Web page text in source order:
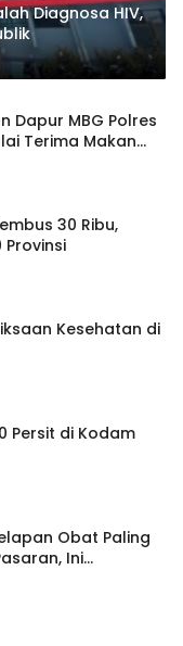
Diagnosa HIV,
Dapur MBG Polres
Terima Makan
30 Ribu,
Provinsi
Kesehatan di
Persit di Kodam
Obat Paling
Ini